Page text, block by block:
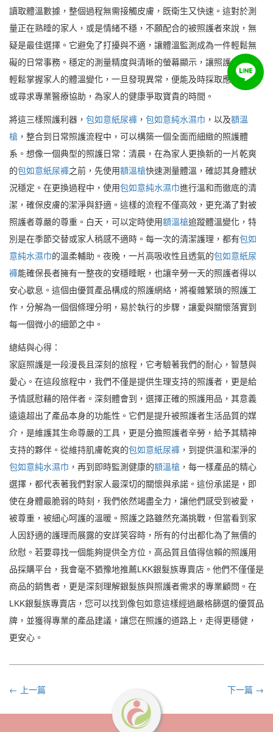
讀取體溫數據，整個過程無需接觸皮膚，既衛生又快速。這對於測
量正在熟睡的家人，或是情緒不穩，不願配合的被照護者來說，無
疑是最佳選擇。它避免了打擾與不適，讓體溫監測成為一件輕鬆無
礙的日常事務。穩定的測量精度與清晰的螢幕顯示，讓照護者能夠
輕鬆掌握家人的體溫變化，一旦發現異常，便能及時採取應對措施
或尋求專業醫療協助，為家人的健康爭取寶貴的時間。
將這三樣照護利器， 包如意紙尿褲 ， 包如意純水濕巾 ，以及額溫
槍 ，整合到日常照護流程中，可以構築一個全面而細緻的照護體
系。想像一個典型的照護日常：清晨，在為家人更換新的一片乾爽
的包如意紙尿褲之前，先使用額溫槍快速測量體溫，確認其身體狀
況穩定。在更換過程中，使用包如意純水濕巾進行溫和而徹底的清
潔，確保皮膚的潔淨與舒適。這樣的流程不僅高效，更充滿了對被
照護者尊嚴的尊重。白天，可以定時使用額溫槍追蹤體溫變化，特
別是在季節交替或家人稍感不適時。每一次的清潔護理，都有包如
意純水濕巾的溫柔輔助。夜晚，一片高吸收性且透氣的包如意紙尿
褲能確保長者擁有一整夜的安穩睡眠，也讓辛勞一天的照護者得以
安心歇息。這個由優質產品構成的照護網絡，將複雜繁瑣的照護工
作，分解為一個個條理分明，易於執行的步驟，讓愛與關懷落實到
每一個微小的細節之中。
總結與心得：
家庭照護是一段漫長且深刻的旅程，它考驗著我們的耐心，智慧與
愛心。在這段旅程中，我們不僅是提供生理支持的照護者，更是給
予情感慰藉的陪伴者。深刻體會到，選擇正確的照護用品，其意義
遠遠超出了產品本身的功能性。它們是提升被照護者生活品質的媒
介，是維護其生命尊嚴的工具，更是分擔照護者辛勞，給予其精神
支持的夥伴。從維持肌膚乾爽的包如意紙尿褲 ，到提供溫和潔淨的
包如意純水濕巾 ，再到即時監測健康的額溫槍 ，每一樣產品的精心
選擇，都代表著我們對家人最深切的關懷與承諾。這份承諾是，即
使在身體最脆弱的時刻，我們依然竭盡全力，讓他們感受到被愛，
被尊重，被細心呵護的溫暖。照護之路雖然充滿挑戰，但當看到家
人因舒適的護理而展露的安詳笑容時，所有的付出都化為了無價的
欣慰。若要尋找一個能夠提供全方位，高品質且值得信賴的照護用
品採購平台，我會毫不猶豫地推薦LKK銀髮族專賣店。他們不僅僅是
商品的銷售者，更是深刻理解銀髮族與照護者需求的專業顧問。在
LKK銀髮族專賣店，您可以找到像包如意這樣經過嚴格篩選的優質品
牌，並獲得專業的產品建議，讓您在照護的道路上，走得更穩健，
更安心。
← 上一篇 下一篇 →